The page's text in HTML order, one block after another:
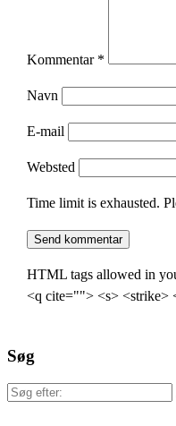
Kommentar *
Navn
E-mail
Websted
Time limit is exhausted.
HTML tags allowed in
<q cite=""> <s> <strike>
Søg
Søg